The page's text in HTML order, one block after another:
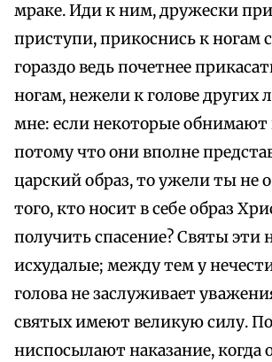
мраке. Иди к ним, дружески
приступи, прикоснись к ногам
гораздо ведь почетнее
ногам, нежели к голове других
мне: если некоторые обнимают
потому что они вполне
царский образ, то ужели ты не
того, кто носит в себе образ
получить спасение? Святы эти
исхудалые; между тем у
голова не заслуживает
святых имеют великую силу.
ниспосылают наказание, когда